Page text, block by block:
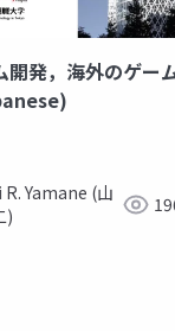
開発，海外のゲー
Yamane (山
)